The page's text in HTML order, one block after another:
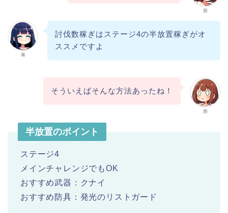
茜
奏
討伐数稼ぎはステージ4の半放置稼ぎがオ
ススメですよ
茜
そういえばそんな方法あったね！
半放置のポイント
ステージ4
メインチャレンジでもOK
おすすめ武器：クナイ
おすすめ防具：発光のリストガード